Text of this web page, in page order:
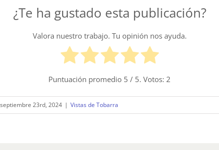
¿Te ha gustado esta publicación?
Valora nuestro trabajo. Tu opinión nos ayuda.
Puntuación promedio 5 / 5. Votos: 2
septiembre 23rd, 2024 | Vistas de Tobarra